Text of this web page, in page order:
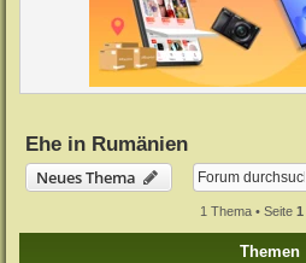
Ehe in Rumänien
Neues Thema
1 Thema • Seite 1
Themen